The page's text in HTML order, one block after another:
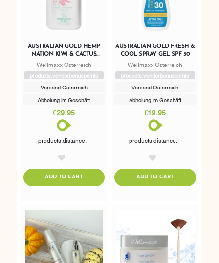
AUSTRALIAN GOLD HEMP
NATION KIWI & CACTUS
WATER - AFTER SUN
Wellmaxx Österreich
products.vendorbonuspoints
Versand Österreich
Abholung im Geschäft
€29.95
products.distance: -
ADD TO CARTADDTOCART
AUSTRALIAN GOLD FRESH &
COOL SPRAY GEL SPF 30
Wellmaxx Österreich
products.vendorbonuspoints
Versand Österreich
Abholung im Geschäft
€19.95
products.distance: -
ADD TO CARTADDTOCART